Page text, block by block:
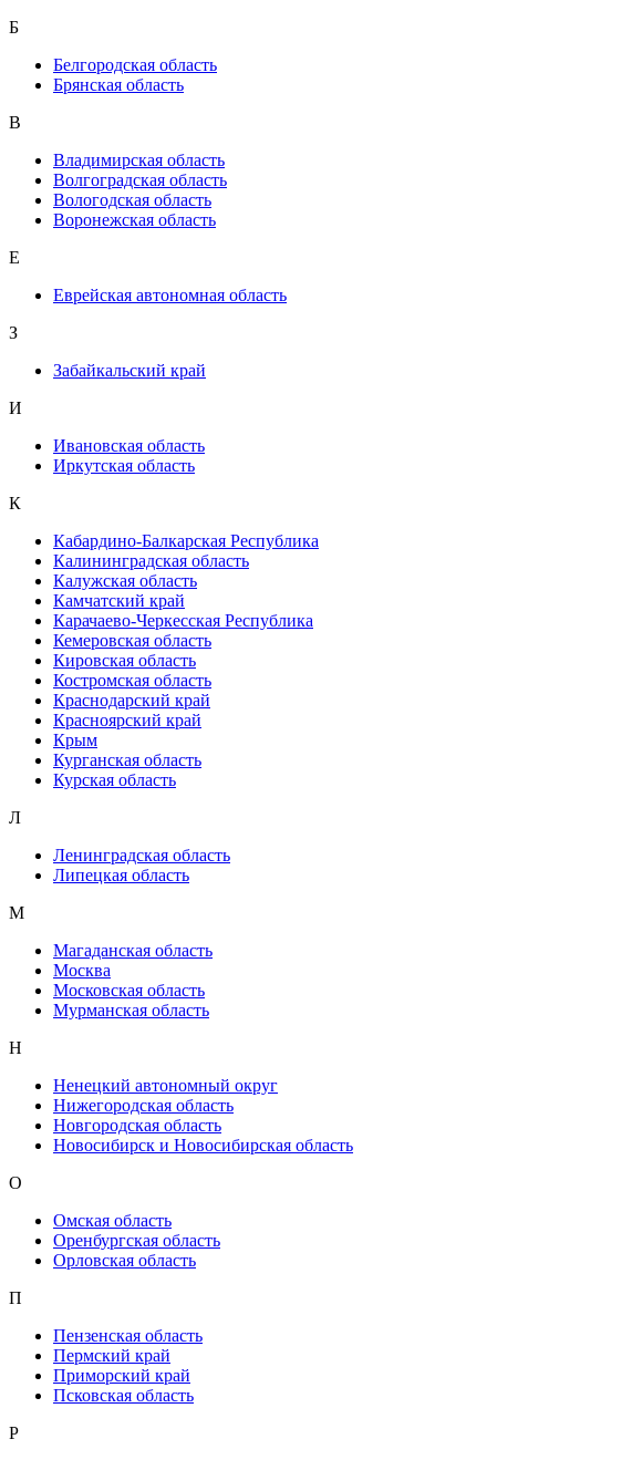
Б
Белгородская область
Брянская область
В
Владимирская область
Волгоградская область
Вологодская область
Воронежская область
Е
Еврейская автономная область
З
Забайкальский край
И
Ивановская область
Иркутская область
К
Кабардино-Балкарская Республика
Калининградская область
Калужская область
Камчатский край
Карачаево-Черкесская Республика
Кемеровская область
Кировская область
Костромская область
Краснодарский край
Красноярский край
Крым
Курганская область
Курская область
Л
Ленинградская область
Липецкая область
М
Магаданская область
Москва
Московская область
Мурманская область
Н
Ненецкий автономный округ
Нижегородская область
Новгородская область
Новосибирск и Новосибирская область
О
Омская область
Оренбургская область
Орловская область
П
Пензенская область
Пермский край
Приморский край
Псковская область
Р